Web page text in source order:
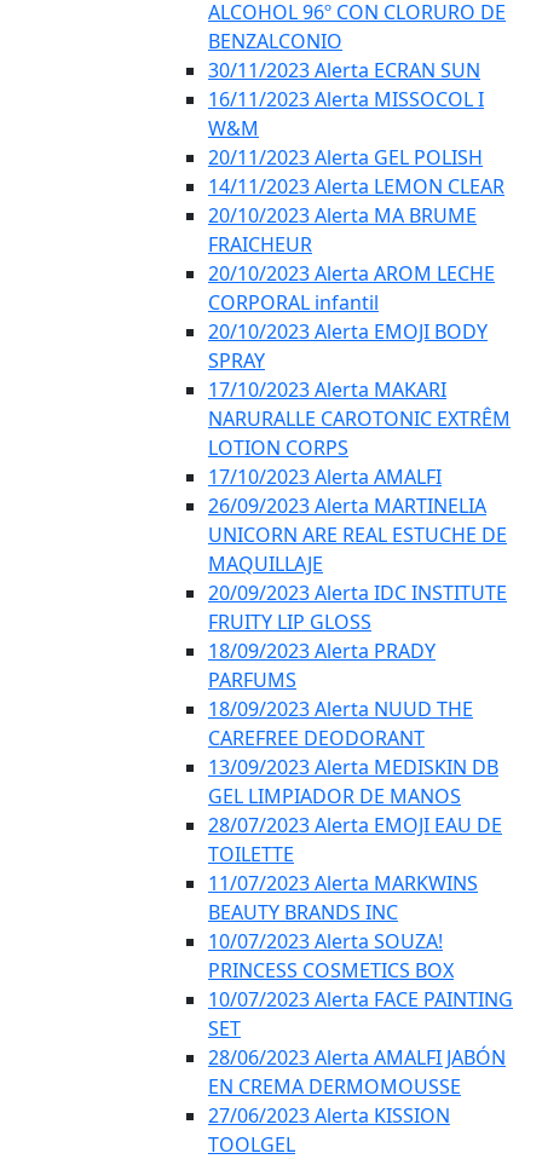
ALCOHOL 96º CON CLORURO DE
BENZALCONIO
30/11/2023 Alerta ECRAN SUN
16/11/2023 Alerta MISSOCOL I
W&M
20/11/2023 Alerta GEL POLISH
14/11/2023 Alerta LEMON CLEAR
20/10/2023 Alerta MA BRUME
FRAICHEUR
20/10/2023 Alerta AROM LECHE
CORPORAL infantil
20/10/2023 Alerta EMOJI BODY
SPRAY
17/10/2023 Alerta MAKARI
NARURALLE CAROTONIC EXTRÊM
LOTION CORPS
17/10/2023 Alerta AMALFI
26/09/2023 Alerta MARTINELIA
UNICORN ARE REAL ESTUCHE DE
MAQUILLAJE
20/09/2023 Alerta IDC INSTITUTE
FRUITY LIP GLOSS
18/09/2023 Alerta PRADY
PARFUMS
18/09/2023 Alerta NUUD THE
CAREFREE DEODORANT
13/09/2023 Alerta MEDISKIN DB
GEL LIMPIADOR DE MANOS
28/07/2023 Alerta EMOJI EAU DE
TOILETTE
11/07/2023 Alerta MARKWINS
BEAUTY BRANDS INC
10/07/2023 Alerta SOUZA!
PRINCESS COSMETICS BOX
10/07/2023 Alerta FACE PAINTING
SET
28/06/2023 Alerta AMALFI JABÓN
EN CREMA DERMOMOUSSE
27/06/2023 Alerta KISSION
TOOLGEL